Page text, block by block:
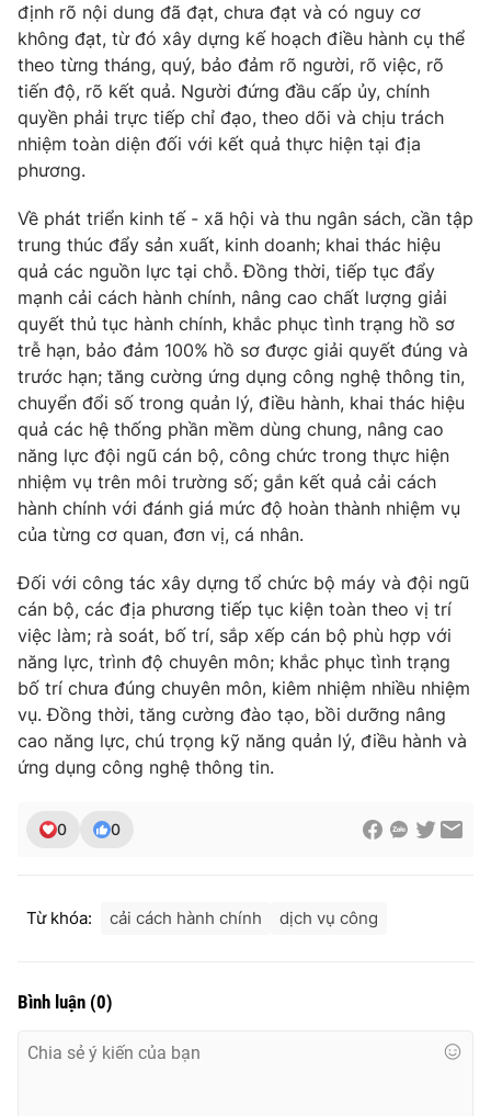
định rõ nội dung đã đạt, chưa đạt và có nguy cơ
không đạt, từ đó xây dựng kế hoạch điều hành cụ thể
theo từng tháng, quý, bảo đảm rõ người, rõ việc, rõ
tiến độ, rõ kết quả. Người đứng đầu cấp ủy, chính
quyền phải trực tiếp chỉ đạo, theo dõi và chịu trách
nhiệm toàn diện đối với kết quả thực hiện tại địa
phương.
Về phát triển kinh tế - xã hội và thu ngân sách, cần tập
trung thúc đẩy sản xuất, kinh doanh; khai thác hiệu
quả các nguồn lực tại chỗ. Đồng thời, tiếp tục đẩy
mạnh cải cách hành chính, nâng cao chất lượng giải
quyết thủ tục hành chính, khắc phục tình trạng hồ sơ
trễ hạn, bảo đảm 100% hồ sơ được giải quyết đúng và
trước hạn; tăng cường ứng dụng công nghệ thông tin,
chuyển đổi số trong quản lý, điều hành, khai thác hiệu
quả các hệ thống phần mềm dùng chung, nâng cao
năng lực đội ngũ cán bộ, công chức trong thực hiện
nhiệm vụ trên môi trường số; gắn kết quả cải cách
hành chính với đánh giá mức độ hoàn thành nhiệm vụ
của từng cơ quan, đơn vị, cá nhân.
Đối với công tác xây dựng tổ chức bộ máy và đội ngũ
cán bộ, các địa phương tiếp tục kiện toàn theo vị trí
việc làm; rà soát, bố trí, sắp xếp cán bộ phù hợp với
năng lực, trình độ chuyên môn; khắc phục tình trạng
bố trí chưa đúng chuyên môn, kiêm nhiệm nhiều nhiệm
vụ. Đồng thời, tăng cường đào tạo, bồi dưỡng nâng
cao năng lực, chú trọng kỹ năng quản lý, điều hành và
ứng dụng công nghệ thông tin.
0 0
Từ khóa: cải cách hành chính dịch vụ công
Bình luận (0)